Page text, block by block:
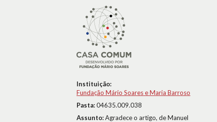
Instituição:
Fundação Mário Soares e Maria Barroso
Pasta:04635.009.038
Assunto:Agradece o artigo, de Manuel